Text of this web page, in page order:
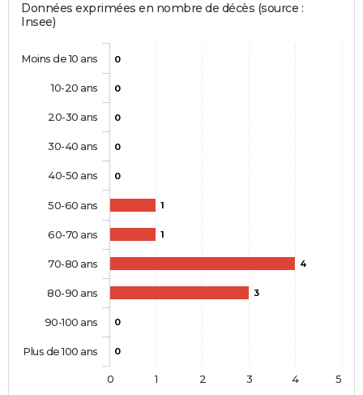
Données exprimées en nombre de décès (source :
Insee)
0
0
0
0
0
1
1
4
3
0
0
Moins de 10 ans
10-20 ans
20-30 ans
30-40 ans
40-50 ans
50-60 ans
60-70 ans
70-80 ans
80-90 ans
90-100 ans
Plus de 100 ans
0 1 2 3 4 5